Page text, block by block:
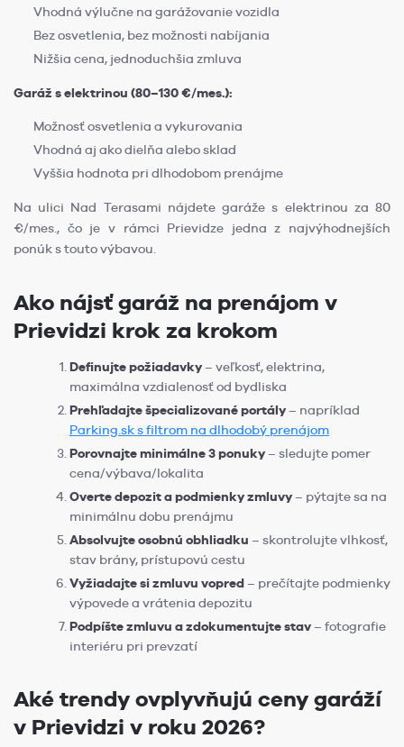
Vhodná výlučne na garážovanie vozidla
Bez osvetlenia, bez možnosti nabíjania
Nižšia cena, jednoduchšia zmluva
Garáž s elektrinou (80–130 €/mes.):
Možnosť osvetlenia a vykurovania
Vhodná aj ako dielňa alebo sklad
Vyššia hodnota pri dlhodobom prenájme
Na ulici Nad Terasami nájdete garáže s elektrinou za 80
€/mes., čo je v rámci Prievidze jedna z najvýhodnejších
ponúk s touto výbavou.
Ako nájsť garáž na prenájom v
Prievidzi krok za krokom
Definujte požiadavky– veľkosť, elektrina,
maximálna vzdialenosť od bydliska
Prehľadajte špecializované portály– napríklad
Parking.sk s filtrom na dlhodobý prenájom
Porovnajte minimálne 3 ponuky– sledujte pomer
cena/výbava/lokalita
Overte depozit a podmienky zmluvy– pýtajte sa na
minimálnu dobu prenájmu
Absolvujte osobnú obhliadku – skontrolujte vlhkosť,
stav brány, prístupovú cestu
Vyžiadajte si zmluvu vopred – prečítajte podmienky
výpovede a vrátenia depozitu
Podpíšte zmluvu a zdokumentujte stav – fotografie
interiéru pri prevzatí
Aké trendy ovplyvňujú ceny garáží
v Prievidzi v roku 2026?